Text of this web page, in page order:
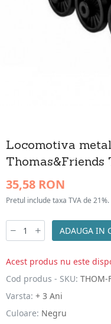
Locomotiva
Thomas&Friends
35,58 RON
Pretul include taxa TVA de 21%.
ADAUGA IN
Acest produs nu este
Cod produs - SKU: THOM-
Varsta: + 3 Ani
Culoare: Negru